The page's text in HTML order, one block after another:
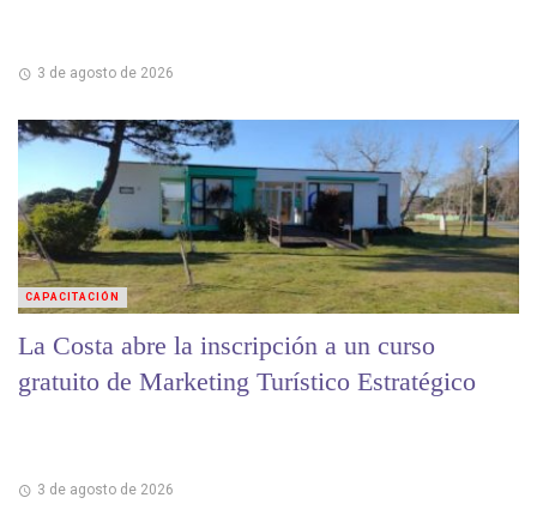
3 de agosto de 2026
La Costa abre la inscripción a un curso
gratuito de Marketing Turístico Estratégico
3 de agosto de 2026
CAPACITACIÓN